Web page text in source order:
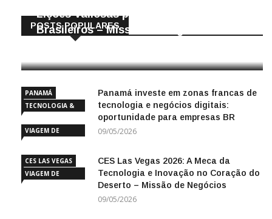
POSTS POPULARES
Lições Valiosas para Empresários
Brasileiros – Missão de Negócios China
PANAMÁ
TECNOLOGIA &
VIAGEM DE
Panamá investe em zonas francas de
tecnologia e negócios digitais:
oportunidade para empresas BR
09/05/2026
CES LAS VEGAS
VIAGEM DE
CES Las Vegas 2026: A Meca da
Tecnologia e Inovação no Coração do
Deserto – Missão de Negócios
09/05/2026